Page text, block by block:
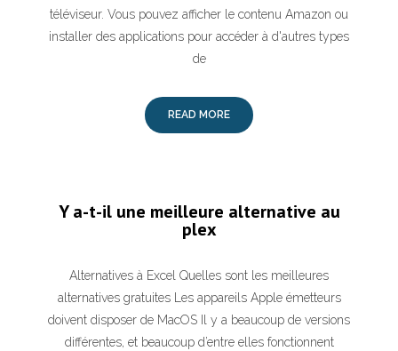
téléviseur. Vous pouvez afficher le contenu Amazon ou
installer des applications pour accéder à d'autres types
de
READ MORE
Y a-t-il une meilleure alternative au
plex
Alternatives à Excel Quelles sont les meilleures
alternatives gratuites Les appareils Apple émetteurs
doivent disposer de MacOS Il y a beaucoup de versions
différentes, et beaucoup d’entre elles fonctionnent